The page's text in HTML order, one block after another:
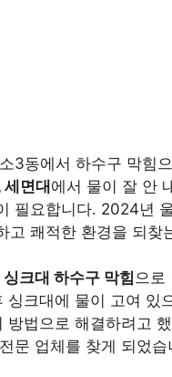
3동에서 하수구 막힘
세면대에서 물이 잘 안
필요합니다. 2024년
고 쾌적한 환경을 되찾
싱크대 하수구 막힘으로
싱크대에 물이 고여 있
방법으로 해결하려고
문 업체를 찾게 되었습